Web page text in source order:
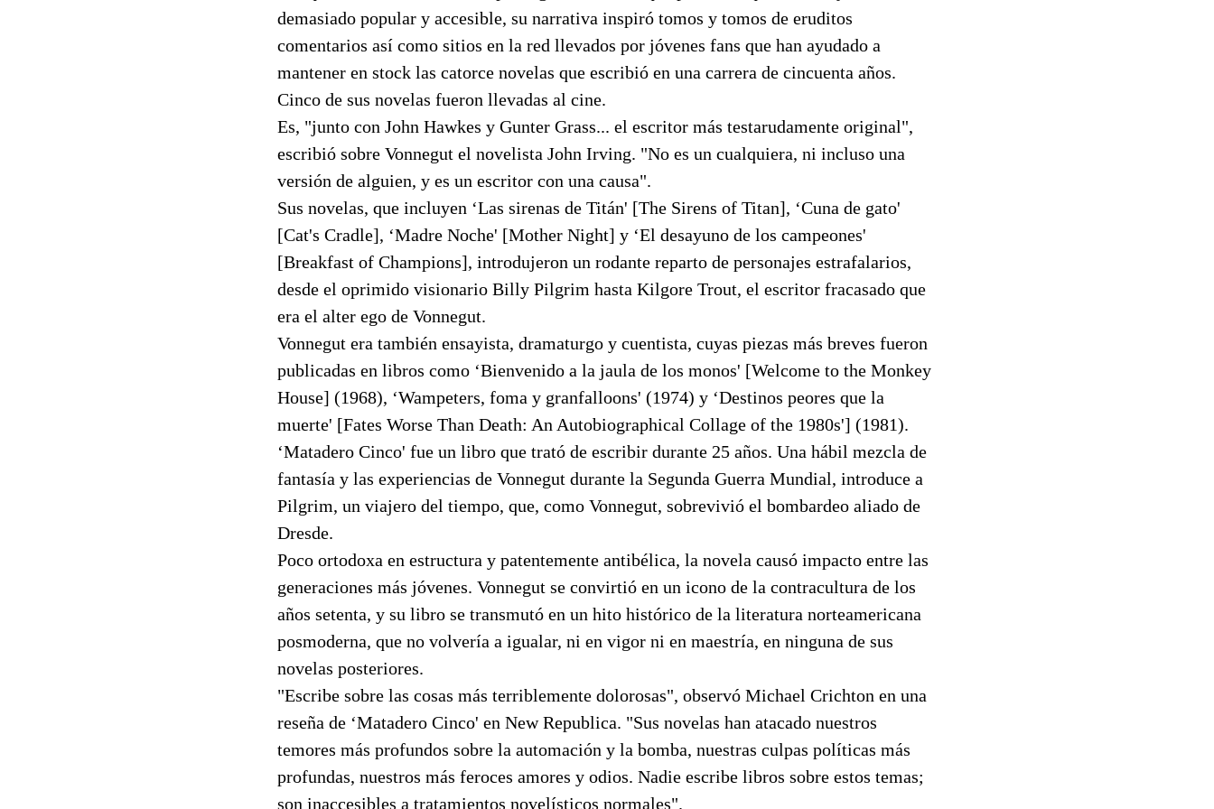
demasiado popular y accesible, su narrativa inspiró tomos y tomos de eruditos
comentarios así como sitios en la red llevados por jóvenes fans que han ayudado a
mantener en stock las catorce novelas que escribió en una carrera de cincuenta años.
Cinco de sus novelas fueron llevadas al cine.
Es, "junto con John Hawkes y Gunter Grass... el escritor más testarudamente original",
escribió sobre Vonnegut el novelista John Irving. "No es un cualquiera, ni incluso una
versión de alguien, y es un escritor con una causa".
Sus novelas, que incluyen ‘Las sirenas de Titán' [The Sirens of Titan], ‘Cuna de gato'
[Cat's Cradle], ‘Madre Noche' [Mother Night] y ‘El desayuno de los campeones'
[Breakfast of Champions], introdujeron un rodante reparto de personajes estrafalarios,
desde el oprimido visionario Billy Pilgrim hasta Kilgore Trout, el escritor fracasado que
era el alter ego de Vonnegut.
Vonnegut era también ensayista, dramaturgo y cuentista, cuyas piezas más breves fueron
publicadas en libros como ‘Bienvenido a la jaula de los monos' [Welcome to the Monkey
House] (1968), ‘Wampeters, foma y granfalloons' (1974) y ‘Destinos peores que la
muerte' [Fates Worse Than Death: An Autobiographical Collage of the 1980s'] (1981).
‘Matadero Cinco' fue un libro que trató de escribir durante 25 años. Una hábil mezcla de
fantasía y las experiencias de Vonnegut durante la Segunda Guerra Mundial, introduce a
Pilgrim, un viajero del tiempo, que, como Vonnegut, sobrevivió el bombardeo aliado de
Dresde.
Poco ortodoxa en estructura y patentemente antibélica, la novela causó impacto entre las
generaciones más jóvenes. Vonnegut se convirtió en un icono de la contracultura de los
años setenta, y su libro se transmutó en un hito histórico de la literatura norteamericana
posmoderna, que no volvería a igualar, ni en vigor ni en maestría, en ninguna de sus
novelas posteriores.
"Escribe sobre las cosas más terriblemente dolorosas", observó Michael Crichton en una
reseña de ‘Matadero Cinco' en New Republica. "Sus novelas han atacado nuestros
temores más profundos sobre la automación y la bomba, nuestras culpas políticas más
profundas, nuestros más feroces amores y odios. Nadie escribe libros sobre estos temas;
son inaccesibles a tratamientos novelísticos normales".